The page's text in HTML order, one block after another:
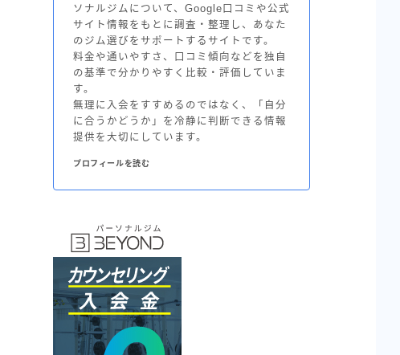
ソナルジムについて、Google口コミや公式
サイト情報をもとに調査・整理し、あなた
のジム選びをサポートするサイトです。
料金や通いやすさ、口コミ傾向などを独自
の基準で分かりやすく比較・評価していま
す。
無理に入会をすすめるのではなく、「自分
に合うかどうか」を冷静に判断できる情報
提供を大切にしています。
プロフィールを読む